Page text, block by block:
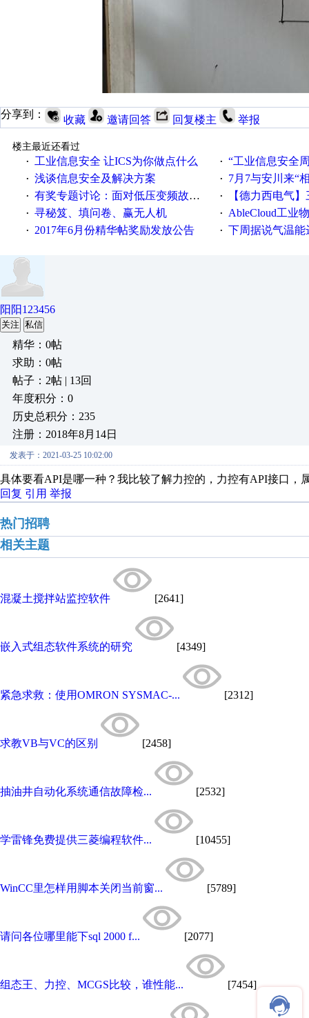
分享到： 收藏 邀请回答 回复楼主 举报
楼主最近还看过
·
工业信息安全 让ICS为你做点什么 · “工业信息安全周之我见”
· 浅谈信息安全及解决方案 · 7月7与安川来“
· 有奖专题讨论：面对低压变频故障，老手是这样解决的！ · 【德力西电气】三
· 寻秘笈、填问卷、赢无人机 · AbleCloud工业物联
· 2017年6月份精华帖奖励发放公告 · 下周据说气温能
阳阳123456
关注 私信
精华：0帖
求助：0帖
帖子：2帖 | 13回
年度积分：0
历史总积分：235
注册：2018年8月14日
发表于：2021-03-25 10:02:00
具体要看API是哪一种？我比较了解力控的，力控有API接口，
回复 引用 举报
热门招聘
相关主题
混凝土搅拌站监控软件 [2641]
嵌入式组态软件系统的研究 [4349]
紧急求救：使用OMRON SYSMAC-... [2312]
求教VB与VC的区别 [2458]
抽油井自动化系统通信故障检... [2532]
学雷锋免费提供三菱编程软件... [10455]
WinCC里怎样用脚本关闭当前窗... [5789]
请问各位哪里能下sql 2000 f... [2077]
组态王、力控、MCGS比较，谁性能... [7454]